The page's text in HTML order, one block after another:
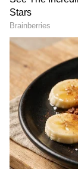
2